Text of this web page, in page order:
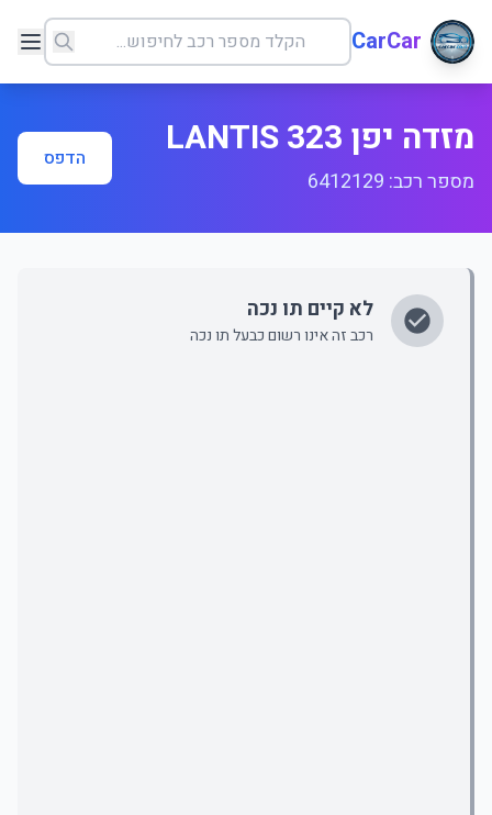
CarCar
מזדה יפן LANTIS 323
מספר רכב: 6412129
הדפס
לא קיים תו נכה
רכב זה אינו רשום כבעל תו נכה